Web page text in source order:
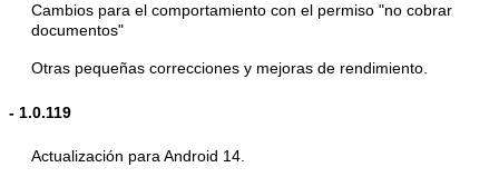
Cambios para el comportamiento con el permiso "no cobrar
documentos"
Otras pequeñas correcciones y mejoras de rendimiento.
- 1.0.119
Actualización para Android 14.